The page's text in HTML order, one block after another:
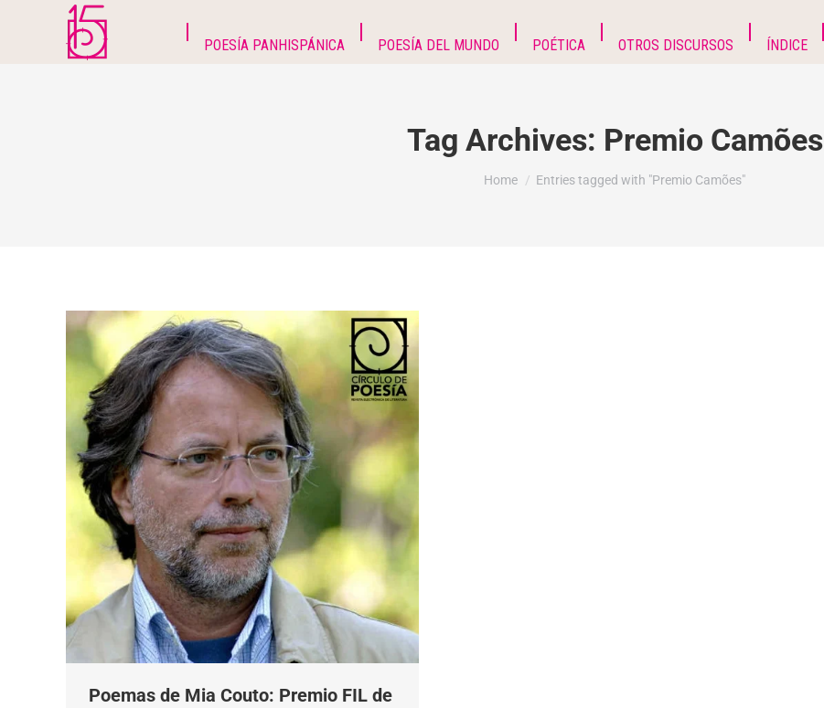
POESÍA PANHISPÁNICA POESÍA DEL MUNDO POÉTICA OTROS DISCURSOS ÍNDICE
Tag Archives: Premio Camões
You are here:
Home Entries tagged with "Premio Camões"
Poemas de Mia Couto: Premio FIL de